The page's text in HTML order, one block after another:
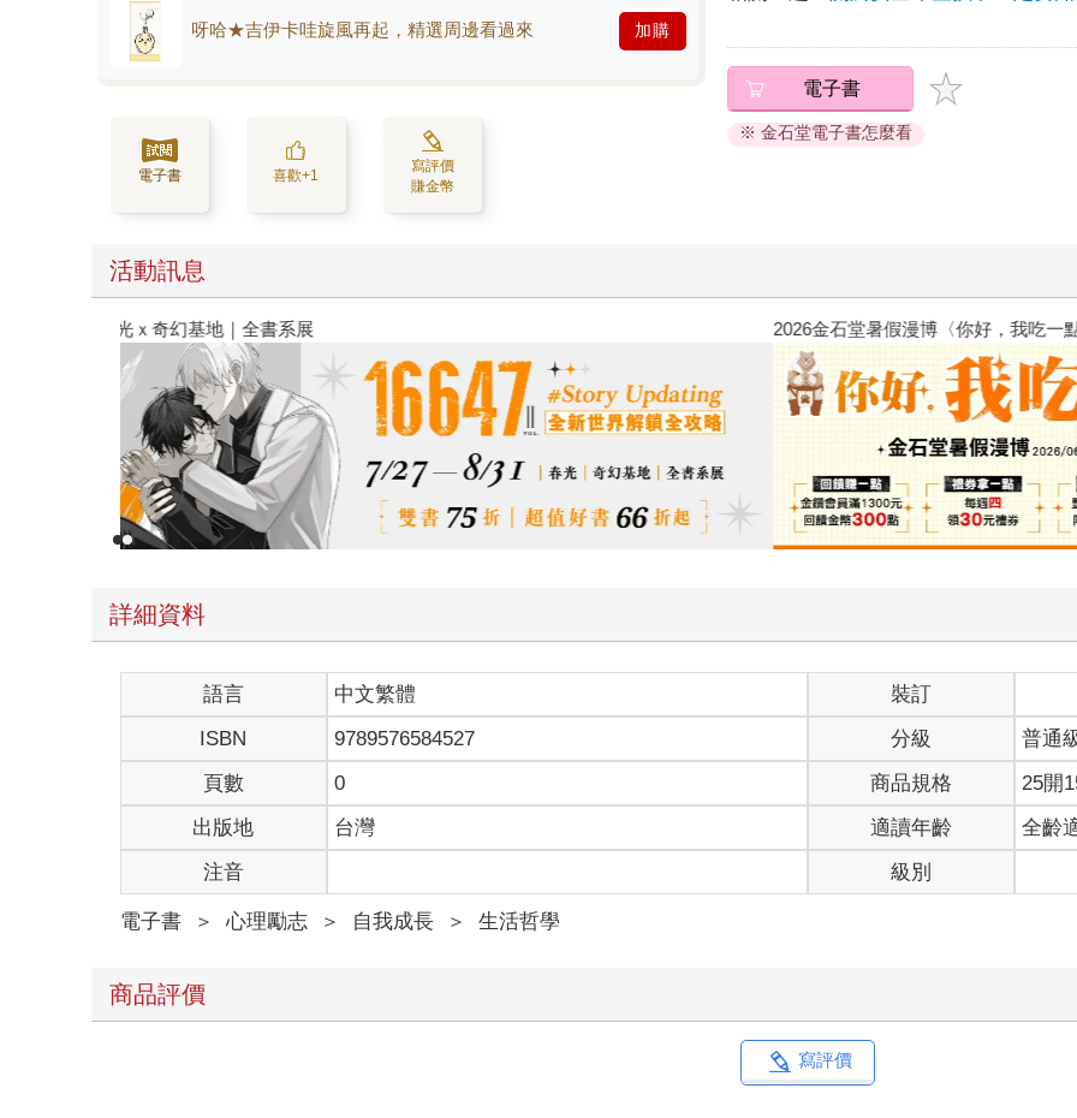
呀哈★吉伊卡哇旋風再起，精選周邊看過來 加購
電子書 喜歡+1
寫評價
賺金幣
電子書
※ 金石堂電子書怎麼看
活動訊息
春光ｘ奇幻基地｜全書系展 2026金石堂暑假漫博〈你好，我
詳細資料
語言 中文繁體
裝訂
ISBN
9789576584527 分級
普通
頁數
0 商品規格
25開
出版地
台灣 適讀年齡
全齡
注音
級別
電子書 ＞ 心理勵志 ＞ 自我成長 ＞ 生活哲學
商品評價
寫評價